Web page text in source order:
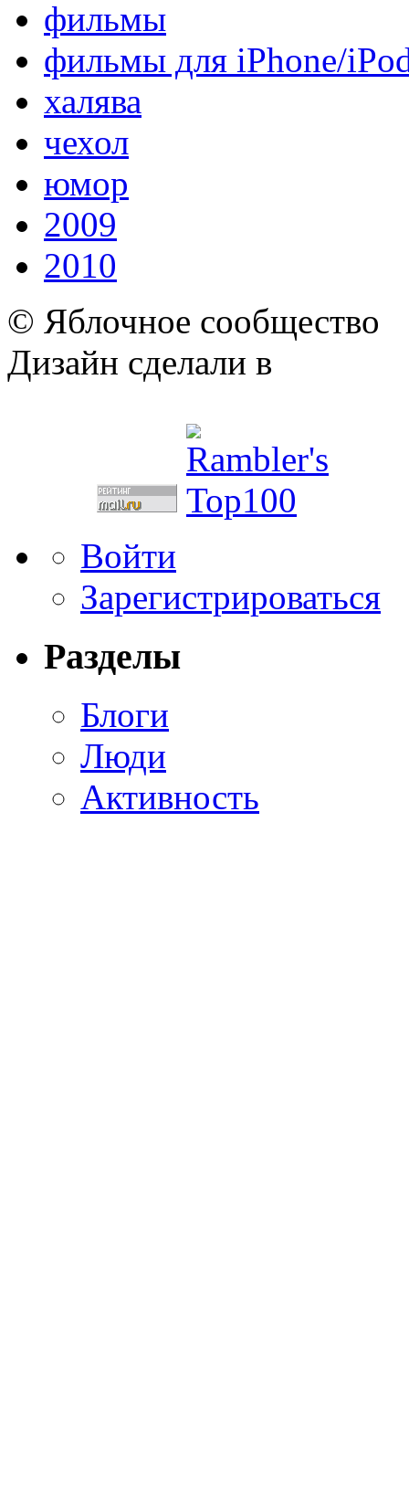
фильмы
фильмы для iPhone/
халява
чехол
юмор
2009
2010
© Яблочное сообщество
Дизайн сделали в
Войти
Зарегистрироваться
Разделы
Блоги
Люди
Активность